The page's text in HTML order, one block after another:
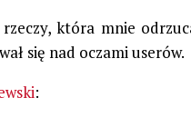
która mnie
się nad oczami userów.
: